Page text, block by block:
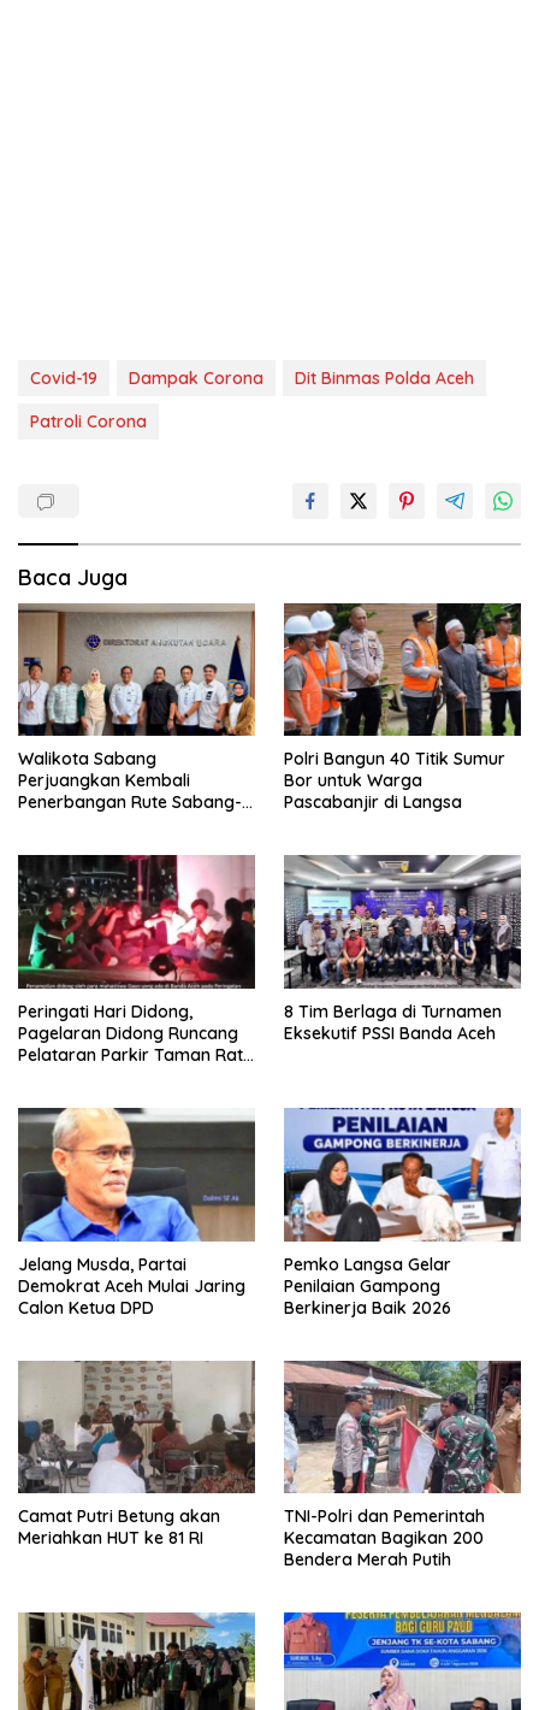
Covid-19 Dampak Corona
Dit Binmas Polda Aceh
Patroli Corona
Baca Juga
Walikota Sabang
Perjuangkan Kembali
Penerbangan Rute Sabang-
Polri Bangun 40 Titik Sumur
Bor untuk Warga
Pascabanjir di Langsa
Peringati Hari Didong,
Pagelaran Didong Runcang
Pelataran Parkir Taman Ratu
8 Tim Berlaga di Turnamen
Eksekutif PSSI Banda Aceh
Jelang Musda, Partai
Demokrat Aceh Mulai Jaring
Calon Ketua DPD
Pemko Langsa Gelar
Penilaian Gampong
Berkinerja Baik 2026
Camat Putri Betung akan
Meriahkan HUT ke 81 RI
TNI-Polri dan Pemerintah
Kecamatan Bagikan 200
Bendera Merah Putih